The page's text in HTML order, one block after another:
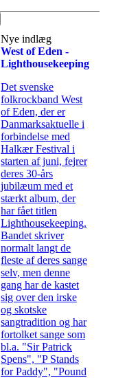
Nye indlæg
West of Eden -
Lighthousekeeping
Det svenske
folkrockband West
of Eden, der er
Danmarksaktuelle i
forbindelse med
Halkær Festival i
starten af juni, fejrer
deres 30-års
jubilæum med et
stærkt album, der
har fået titlen
Lighthousekeeping.
Bandet skriver
normalt langt de
fleste af deres sange
selv, men denne
gang har de kastet
sig over den irske
og skotske
sangtradition og har
fortolket sange som
bl.a. "Sir Patrick
Spens", "P Stands
for Paddy", "Pound